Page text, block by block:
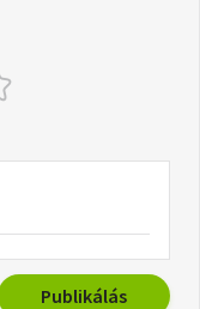
Publikálás